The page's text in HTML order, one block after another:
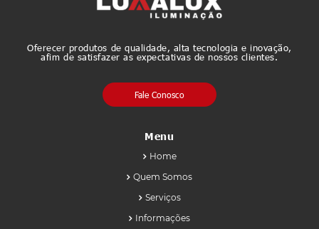
Oferecer produtos de qualidade, alta tecnologia e inovação,
afim de satisfazer as expectativas de nossos clientes.
Fale Conosco
Menu
Home
Quem Somos
Serviços
Informações